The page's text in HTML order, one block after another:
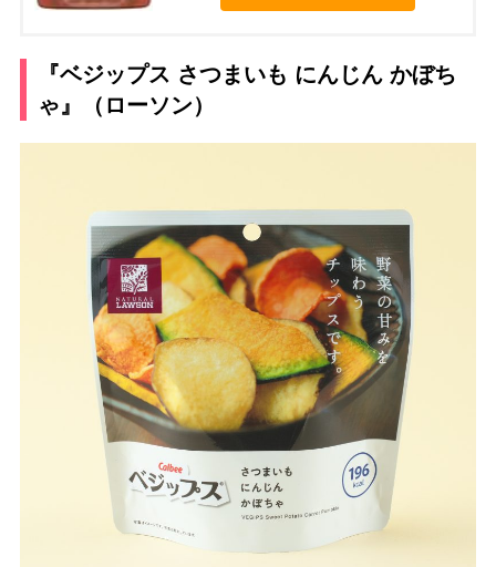
『ベジップス さつまいも にんじん かぼち
ゃ』（ローソン）